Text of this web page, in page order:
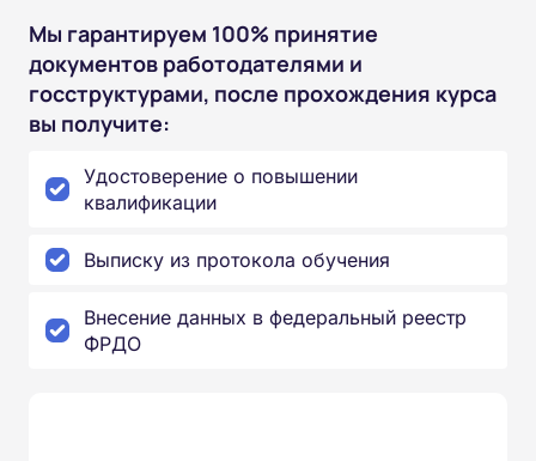
Мы гарантируем 100% принятие
документов работодателями и
госструктурами, после прохождения курса
вы получите:
Удостоверение о повышении
квалификации
Выписку из протокола обучения
Внесение данных в федеральный реестр
ФРДО